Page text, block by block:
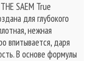
SAEM True
для глубокого
нежная
впитывается, даря
В основе формулы